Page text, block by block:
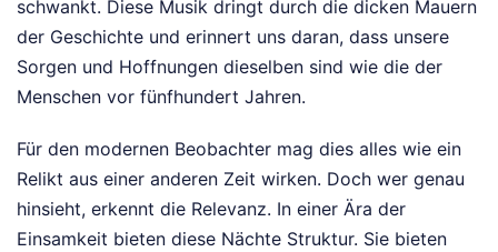
schwankt. Diese Musik dringt durch die dicken Mauern
der Geschichte und erinnert uns daran, dass unsere
Sorgen und Hoffnungen dieselben sind wie die der
Menschen vor fünfhundert Jahren.
Für den modernen Beobachter mag dies alles wie ein
Relikt aus einer anderen Zeit wirken. Doch wer genau
hinsieht, erkennt die Relevanz. In einer Ära der
Einsamkeit bieten diese Nächte Struktur. Sie bieten